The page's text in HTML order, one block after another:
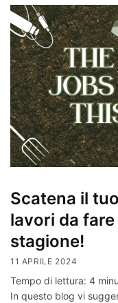
Scatena il
lavori da
stagione!
11 APRILE 2024
Tempo di lettura: 4
In questo blog vi